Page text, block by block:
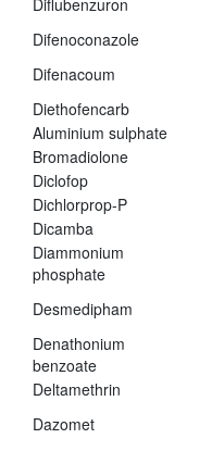
Diflubenzuron
Difenoconazole
Difenacoum
Diethofencarb
Aluminium sulphate
Bromadiolone
Diclofop
Dichlorprop-P
Dicamba
Diammonium
phosphate
Desmedipham
Denathonium
benzoate
Deltamethrin
Dazomet